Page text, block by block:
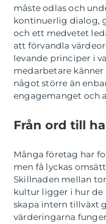
måste odlas och
kontinuerlig dialog,
och ett medvetet
att förvandla
levande principer i
medarbetare
något större än
engagemanget och
Från ord till
Många företag har
men få lyckas
Skillnaden mellan
kultur ligger i hur de
skapa intern tillväxt
värderingarna